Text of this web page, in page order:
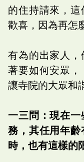
的住持請來，
歡喜，因為再怎
有為的出家人，
著要如何安眾
讓寺院的大眾和
一三問：現在
務，其任用年
時，也有這樣的